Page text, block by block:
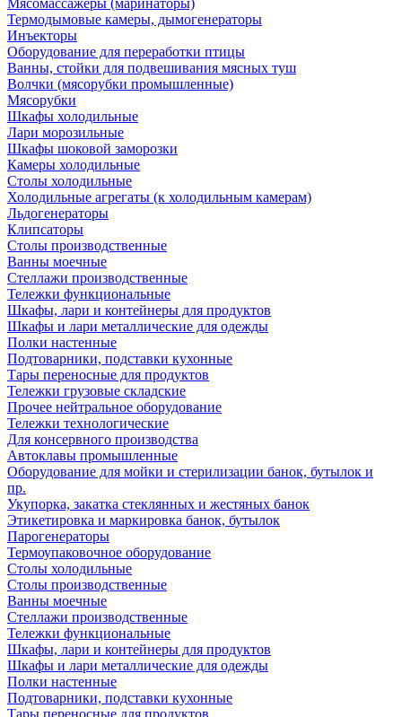
Мясомассажеры (маринаторы)
Термодымовые камеры, дымогенераторы
Инъекторы
Оборудование для переработки птицы
Ванны, стойки для подвешивания мясных туш
Волчки (мясорубки промышленные)
Мясорубки
Шкафы холодильные
Лари морозильные
Шкафы шоковой заморозки
Камеры холодильные
Столы холодильные
Холодильные агрегаты (к холодильным камерам)
Льдогенераторы
Клипсаторы
Столы производственные
Ванны моечные
Стеллажи производственные
Тележки функциональные
Шкафы, лари и контейнеры для продуктов
Шкафы и лари металлические для одежды
Полки настенные
Подтоварники, подставки кухонные
Тары переносные для продуктов
Тележки грузовые складские
Прочее нейтральное оборудование
Тележки технологические
Для консервного производства
Автоклавы промышленные
Оборудование для мойки и стерилизации банок, бутылок и
пр.
Укупорка, закатка стеклянных и жестяных банок
Этикетировка и маркировка банок, бутылок
Парогенераторы
Термоупаковочное оборудование
Столы холодильные
Столы производственные
Ванны моечные
Стеллажи производственные
Тележки функциональные
Шкафы, лари и контейнеры для продуктов
Шкафы и лари металлические для одежды
Полки настенные
Подтоварники, подставки кухонные
Тары переносные для продуктов